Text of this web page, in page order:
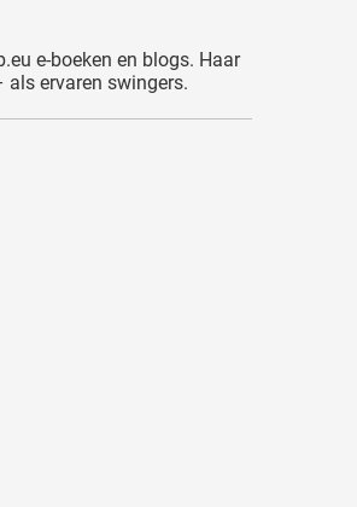
e-boeken en blogs. Haar
ervaren swingers.